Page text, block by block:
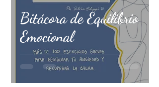
Bitácora de Equilibrio
Emocional